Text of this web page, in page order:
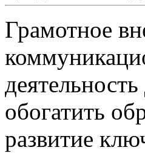
Грамотное
обогатить
развитие